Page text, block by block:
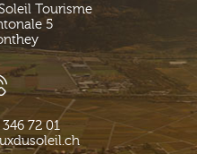
Tourisme
5
72 01